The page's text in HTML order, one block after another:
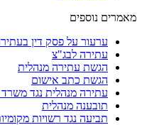
מאמרים נוספים
ערעור על פסק דין
עתירה לבג"צ
הגשת עתירה מנהלית
הגשת כתב אישום
עתירה מנהלית נגד משרד
תובענה מנהלית
תביעה נגד רשויות